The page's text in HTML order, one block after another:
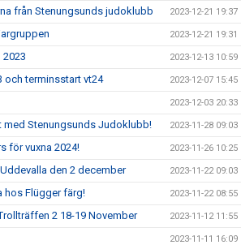
från Stenungsunds judoklubb 2023-12-21 19:37
2023-12-21 19:31
2023-12-13 10:59
och terminsstart vt24 2023-12-07 15:45
2023-12-03 20:33
med Stenungsunds Judoklubb! 2023-11-28 09:03
för vuxna 2024! 2023-11-26 10:25
den 2 december 2023-11-22 09:03
hos Flügger färg! 2023-11-22 08:55
2 18-19 November 2023-11-12 11:55
2023-11-11 16:09